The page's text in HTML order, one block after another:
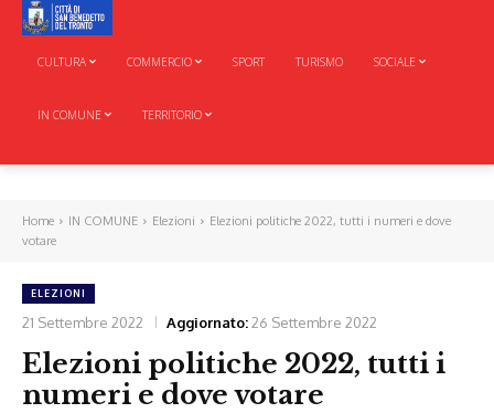
CULTURA COMMERCIO SPORT TURISMO SOCIALE
IN COMUNE TERRITORIO
Home IN COMUNE Elezioni
Elezioni politiche 2022, tutti i numeri e dove
votare
ELEZIONI
21 Settembre 2022 Aggiornato: 26 Settembre 2022
Elezioni politiche 2022, tutti i
numeri e dove votare